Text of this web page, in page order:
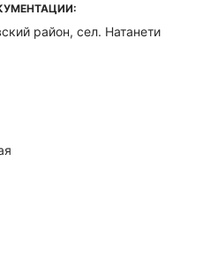
район, сел. Натанети